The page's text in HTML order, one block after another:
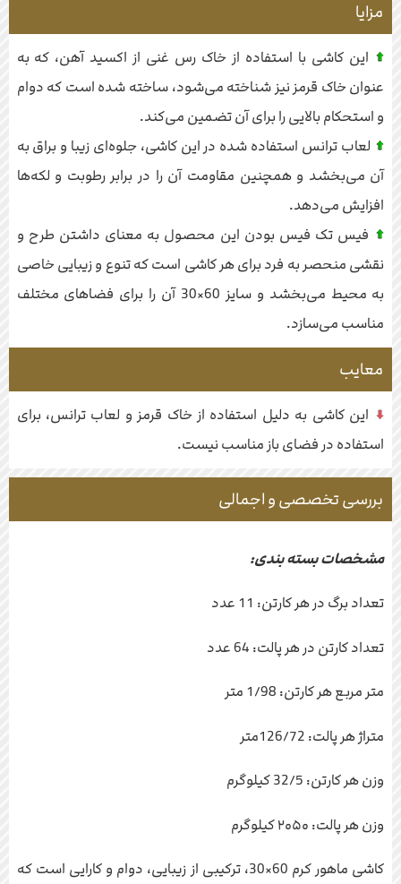
مزایا
این کاشی با استفاده از خاک رس غنی از اکسید آهن، که به
عنوان خاک قرمز نیز شناخته می‌شود، ساخته شده است که دوام
و استحکام بالایی را برای آن تضمین می‌کند.
لعاب ترانس استفاده شده در این کاشی، جلوه‌ای زیبا و براق به
آن می‌بخشد و همچنین مقاومت آن را در برابر رطوبت و لکه‌ها
افزایش می‌دهد.
فیس تک فیس بودن این محصول به معنای داشتن طرح و
نقشی منحصر به فرد برای هر کاشی است که تنوع و زیبایی خاصی
به محیط می‌بخشد و سایز 60×30 آن را برای فضاهای مختلف
مناسب می‌سازد.
معایب
این کاشی به دلیل استفاده از خاک قرمز و لعاب ترانس، برای
استفاده در فضای باز مناسب نیست.
بررسی تخصصی و اجمالی
مشخصات بسته بندی:
تعداد برگ در هر کارتن: 11 عدد
تعداد کارتن در هر پالت: 64 عدد
متر مربع هر کارتن: 1/98 متر
متراژ هر پالت: 126/72متر
وزن هر کارتن: 32/5 کیلوگرم
وزن هر پالت: ۲۰۵۰ کیلوگرم
کاشی ماهور کرم 60×30، ترکیبی از زیبایی، دوام و کارایی است که